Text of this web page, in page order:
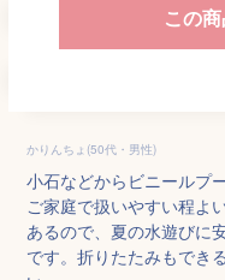
この
かりんちょ(50代・男性)
小石などからビニールプ
ご家庭で扱いやすい程よ
あるので、夏の水遊びに
です。折りたたみもでき